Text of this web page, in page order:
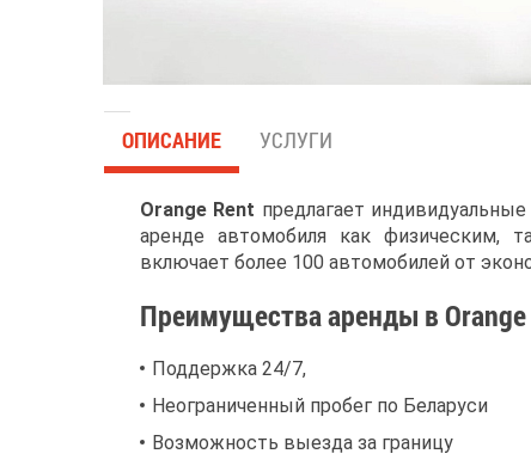
ОПИСАНИЕ УСЛУГИ
Orange Rent предлагает
аренде автомобиля как физическим,
включает более 100 автомобилей от
Преимущества аренды в
Поддержка 24/7,
Неограниченный пробег по Беларуси
Возможность выезда за границу